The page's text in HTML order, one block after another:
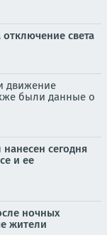
света
движение
были данные о
сегодня
и ее
ночных
жители